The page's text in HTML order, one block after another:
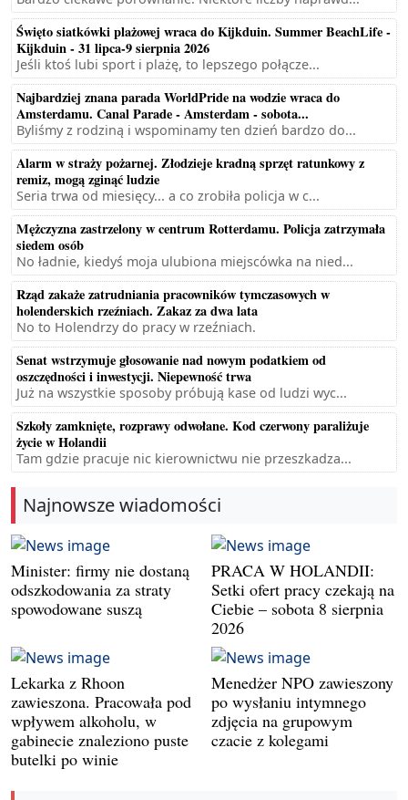
Święto siatkówki plażowej wraca do Kijkduin. Summer BeachLife -
Kijkduin - 31 lipca-9 sierpnia 2026
Jeśli ktoś lubi sport i plażę, to lepszego połącze...
Najbardziej znana parada WorldPride na wodzie wraca do
Amsterdamu. Canal Parade - Amsterdam - sobota...
Byliśmy z rodziną i wspominamy ten dzień bardzo do...
Alarm w straży pożarnej. Złodzieje kradną sprzęt ratunkowy z
remiz, mogą zginąć ludzie
Seria trwa od miesięcy... a co zrobiła policja w c...
Mężczyzna zastrzelony w centrum Rotterdamu. Policja zatrzymała
siedem osób
No ładnie, kiedyś moja ulubiona miejscówka na nied...
Rząd zakaże zatrudniania pracowników tymczasowych w
holenderskich rzeźniach. Zakaz za dwa lata
No to Holendrzy do pracy w rzeźniach.
Senat wstrzymuje głosowanie nad nowym podatkiem od
oszczędności i inwestycji. Niepewność trwa
Już na wszystkie sposoby próbują kase od ludzi wyc...
Szkoły zamknięte, rozprawy odwołane. Kod czerwony paraliżuje
życie w Holandii
Tam gdzie pracuje nic kierownictwu nie przeszkadza...
Najnowsze wiadomości
Minister: firmy nie dostaną
odszkodowania za straty
spowodowane suszą
PRACA W HOLANDII:
Setki ofert pracy czekają na
Ciebie – sobota 8 sierpnia
2026
Lekarka z Rhoon
zawieszona. Pracowała pod
wpływem alkoholu, w
gabinecie znaleziono puste
butelki po winie
Menedżer NPO zawieszony
po wysłaniu intymnego
zdjęcia na grupowym
czacie z kolegami